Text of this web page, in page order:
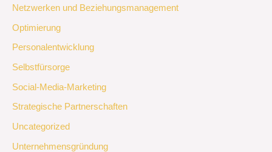
Netzwerken und Beziehungsmanagement
Optimierung
Personalentwicklung
Selbstfürsorge
Social-Media-Marketing
Strategische Partnerschaften
Uncategorized
Unternehmensgründung